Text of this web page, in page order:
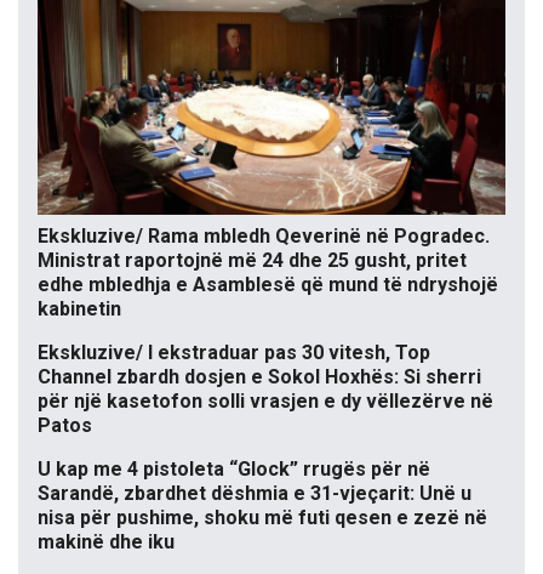
Ekskluzive/ Rama mbledh Qeverinë në Pogradec.
Ministrat raportojnë më 24 dhe 25 gusht, pritet
edhe mbledhja e Asamblesë që mund të ndryshojë
kabinetin
Ekskluzive/ I ekstraduar pas 30 vitesh, Top
Channel zbardh dosjen e Sokol Hoxhës: Si sherri
për një kasetofon solli vrasjen e dy vëllezërve në
Patos
U kap me 4 pistoleta “Glock” rrugës për në
Sarandë, zbardhet dëshmia e 31-vjeçarit: Unë u
nisa për pushime, shoku më futi qesen e zezë në
makinë dhe iku